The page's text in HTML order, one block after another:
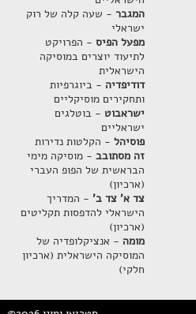
המגבר- שעה קלה של רוק
ישראלי
מפעל הפיס- הפרויקט
לתיעוד יוצרים במוסיקה
הישראלית
דודיפדיה - ביוגרפיות
ותחקירים מוסיקליים
ישראבוט - בוטלגים
ישראליים
פוסיהל- הקלטות נדירות
זה מסתובב- מוסיקה מימי
הבראשית של הפופ העברי
(ארכיון)
צד א' צד ב'- המדריך
הישראלי להדפסות תקליטים
(ארכיון)
מומה - אנציקלופדיה של
המוסיקה הישראלית (ארכיון
חלקי)